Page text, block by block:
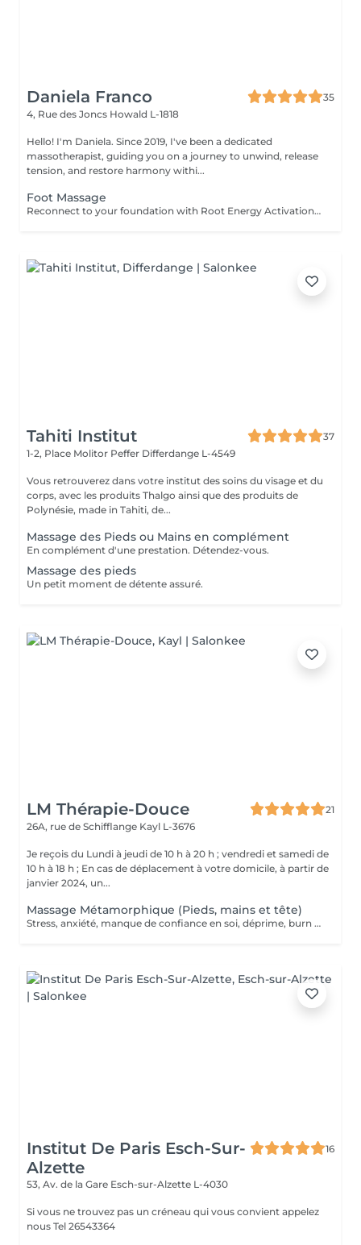
Daniela Franco
35
4, Rue des Joncs Howald L-1818
Hello! I'm Daniela. Since 2019, I've been a dedicated
massotherapist, guiding you on a journey to unwind, release
tension, and restore harmony withi...
Foot Massage
Reconnect to your foundation with Root Energy Activation, a revitalizing foot massage designed to awaken your body's energy from the ground up. This treatment focuses on releasing tension stored in the feet and lower legs, using purposeful touch and grounding techniques to restore balance, circulation, and flow. As your feet carry the weight of your entire being, this ritual honors them as vital energy centershelping you feel more rooted, stable, and recharged. Ideal for those seeking physical relief, energetic grounding, or a calming reset at the end of a busy day. For further questions please contact us.
Tahiti Institut
37
1-2, Place Molitor Peffer Differdange L-4549
Vous retrouverez dans votre institut des soins du visage et du
corps, avec les produits Thalgo ainsi que des produits de
Polynésie, made in Tahiti, de...
Massage des Pieds ou Mains en complément
En complément d'une prestation. Détendez-vous.
Massage des pieds
Un petit moment de détente assuré.
LM Thérapie-Douce
21
26A, rue de Schifflange Kayl L-3676
Je reçois du Lundi à jeudi de 10 h à 20 h ; vendredi et samedi de
10 h à 18 h ; En cas de déplacement à votre domicile, à partir de
janvier 2024, un...
Massage Métamorphique (Pieds, mains et tête)
Stress, anxiété, manque de confiance en soi, déprime, burn out ? Le massage métamorphique vous aidera à retrouver votre paix intérieure, C'est un massage très doux, en effleurage qui libère les nuds et blocages pour libérer l'énergie vitale. Le principe est de reconnecter la personne à sa période prénatale grâce à un massage sur les pieds, les mains et la tête aux endroits des points réflexes qui correspondent à la colonne vertébrale. Les blocages d'énergie peuvent être libéré s et un potentiel d'auto-guérison !
Institut De Paris Esch-Sur-
Alzette
16
53, Av. de la Gare Esch-sur-Alzette L-4030
Si vous ne trouvez pas un créneau qui vous convient appelez
nous Tel 26543364